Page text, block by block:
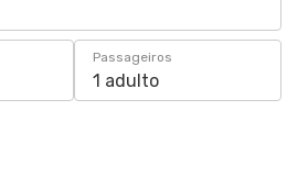
Passageiros
1 adulto